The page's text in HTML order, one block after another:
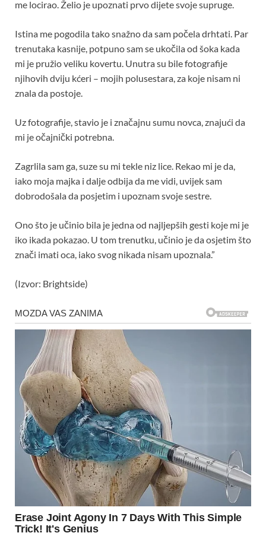
me locirao. Želio je upoznati prvo dijete svoje supruge.
Istina me pogodila tako snažno da sam počela drhtati. Par
trenutaka kasnije, potpuno sam se ukočila od šoka kada
mi je pružio veliku kovertu. Unutra su bile fotografije
njihovih dviju kćeri – mojih polusestara, za koje nisam ni
znala da postoje.
Uz fotografije, stavio je i značajnu sumu novca, znajući da
mi je očajnički potrebna.
Zagrlila sam ga, suze su mi tekle niz lice. Rekao mi je da,
iako moja majka i dalje odbija da me vidi, uvijek sam
dobrodošala da posjetim i upoznam svoje sestre.
Ono što je učinio bila je jedna od najljepših gesti koje mi je
iko ikada pokazao. U tom trenutku, učinio je da osjetim što
znači imati oca, iako svog nikada nisam upoznala.”
(Izvor: Brightside)